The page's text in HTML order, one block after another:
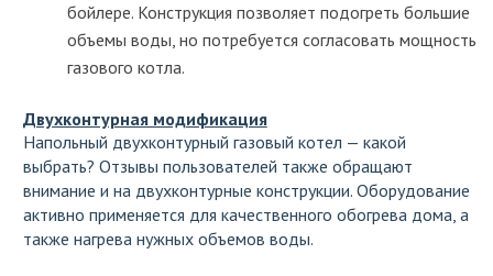
бойлере. Конструкция позволяет подогреть большие
объемы воды, но потребуется согласовать мощность
газового котла.
Двухконтурная модификация
Напольный двухконтурный газовый котел — какой
выбрать? Отзывы пользователей также обращают
внимание и на двухконтурные конструкции. Оборудование
активно применяется для качественного обогрева дома, а
также нагрева нужных объемов воды.